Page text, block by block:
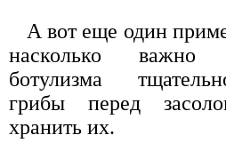
А вот еще один
насколько важно
ботулизма
грибы перед
хранить их.